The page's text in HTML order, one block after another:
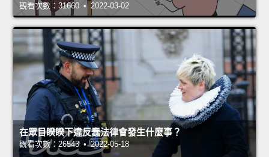
觀看次數：31660 • 2022-03-02
在眾目睽睽下違反蠢法律會發生什麼事？
觀看次數：26543 • 2022-05-18